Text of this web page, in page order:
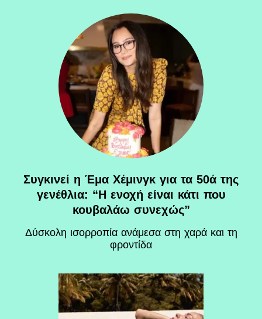
Συγκινεί η Έμα Χέμινγκ για τα 50ά της
γενέθλια: “Η ενοχή είναι κάτι που
κουβαλάω συνεχώς”
Δύσκολη ισορροπία ανάμεσα στη χαρά και τη
φροντίδα